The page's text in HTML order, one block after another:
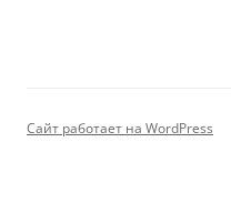
Сайт работает на WordPress